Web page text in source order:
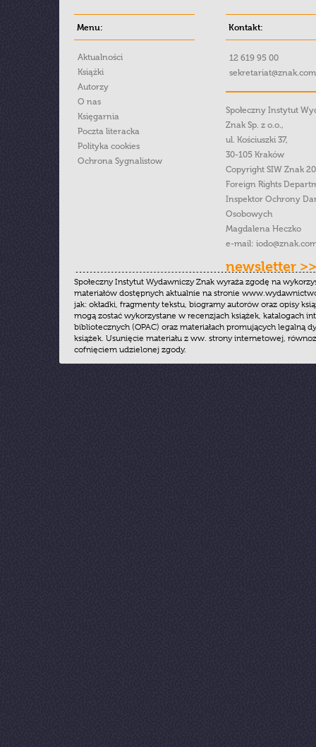
Menu:
Aktualności
Książki
Autorzy
O nas
Księgarnia
Poczta literacka
Polityka cookies
Ochrona Sygnalistow
Kontakt:
12 619 95 00
Społeczny Instytut
Znak Sp. z o.o.,
ul. Kościuszki 37,
30-105 Kraków
Copyright SIW Znak
Foreign Rights
Inspektor Ochrony
Osobowych
Magdalena Heczko
e-mail:
newsletter >>
Społeczny Instytut Wydawniczy Znak wyraża zgodę na
materiałów dostępnych aktualnie na stronie
jak: okładki, fragmenty tekstu, biogramy autorów oraz opisy
mogą zostać wykorzystane w recenzjach książek, katalogach
bibliotecznych (OPAC) oraz materiałach promujących legalną
książek. Usunięcie materiału z ww. strony internetowej,
cofnięciem udzielonej zgody.